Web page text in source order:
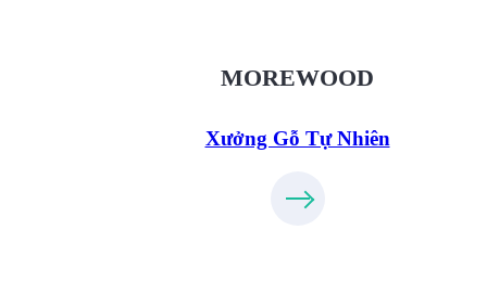
MOREWOOD
Xưởng Gỗ Tự Nhiên